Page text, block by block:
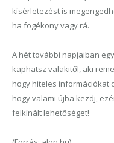
kísérletezést is
ha fogékony vagy rá.
A hét további napjaiban
kaphatsz valakitől, aki
hogy hiteles információkat
hogy valami újba kezdj,
felkínált lehetőséget!